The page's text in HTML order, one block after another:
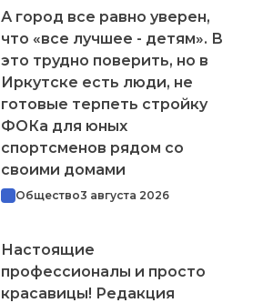
А город все равно уверен,
что «все лучшее - детям». В
это трудно поверить, но в
Иркутске есть люди, не
готовые терпеть стройку
ФОКа для юных
спортсменов рядом со
своими домами
Общество3 августа 2026
Настоящие
профессионалы и просто
красавицы! Редакция